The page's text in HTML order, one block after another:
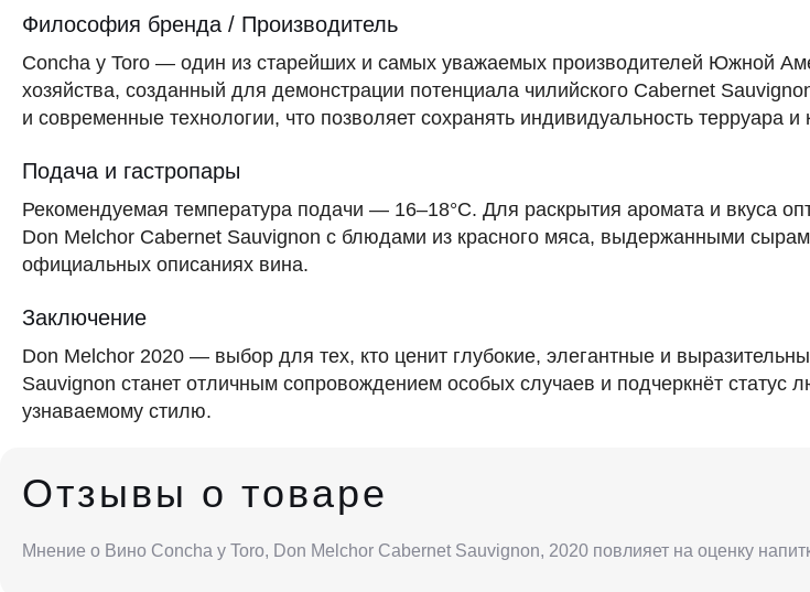
Философия бренда / Производитель
Concha y Toro — один из старейших и самых уважаемых производителей Южной
хозяйства, созданный для демонстрации потенциала чилийского Cabernet
и современные технологии, что позволяет сохранять индивидуальность терруара и
Подача и гастропары
Рекомендуемая температура подачи — 16–18°C. Для раскрытия аромата и вкуса
Don Melchor Cabernet Sauvignon с блюдами из красного мяса, выдержанными
официальных описаниях вина.
Заключение
Don Melchor 2020 — выбор для тех, кто ценит глубокие, элегантные и
Sauvignon станет отличным сопровождением особых случаев и подчеркнёт статус
узнаваемому стилю.
Отзывы о товаре
Мнение о Вино Concha y Toro, Don Melchor Cabernet Sauvignon, 2020 повлияет на оценку